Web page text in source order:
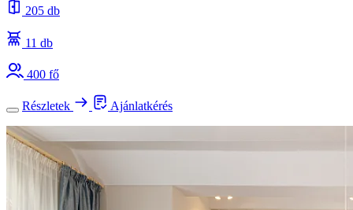
205 db
11 db
400 fő
Részletek Ajánlatkérés